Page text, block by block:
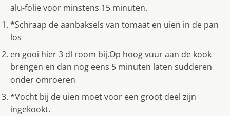
alu-folie voor minstens 15 minuten.
*Schraap de aanbaksels van tomaat en uien in de pan
los
en gooi hier 3 dl room bij.Op hoog vuur aan de kook
brengen en dan nog eens 5 minuten laten sudderen
onder omroeren
*Vocht bij de uien moet voor een groot deel zijn
ingekookt.